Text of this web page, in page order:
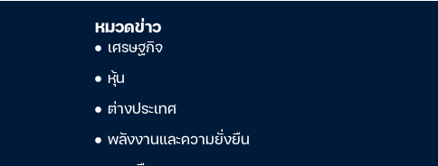
หมวดข่าว
เศรษฐกิจ
หุ้น
ต่างประเทศ
พลังงานและความยั่งยืน